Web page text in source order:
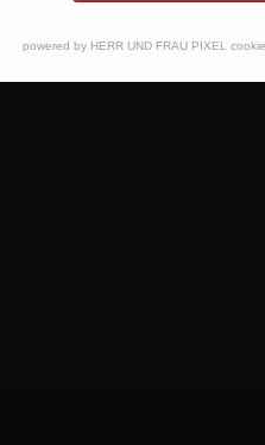
powered by HERR UND FRAU PIXEL